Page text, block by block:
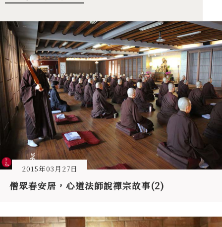
2015年03月27日
僧眾春安居，心道法師說禪宗故事(2)